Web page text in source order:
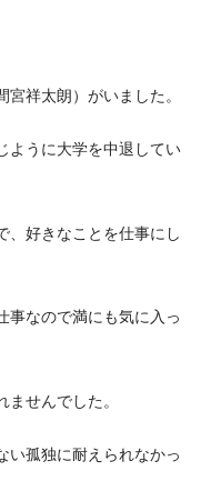
祥太朗）がいました。
ように大学を中退してい
、好きなことを仕事にし
事なので満にも気に入っ
せんでした。
い孤独に耐えられなかっ